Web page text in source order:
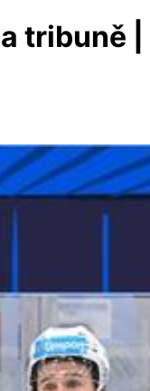
tribuně